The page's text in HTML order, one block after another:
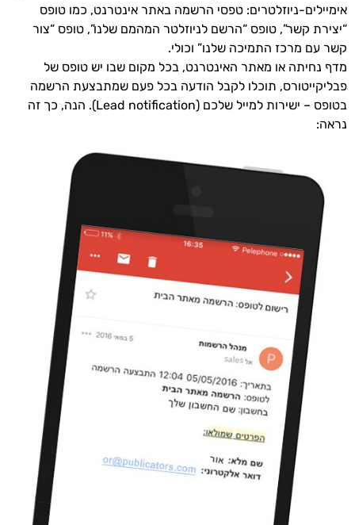
אימיילים-ניוזלטרים: טפסי הרשמה באתר אינטרנט, כמו טופס
“יצירת קשר”, טופס “הרשם לניוזלטר המהמם שלנו”, טופס “צור
קשר עם מרכז התמיכה שלנו” וכולי.
מדף נחיתה או מאתר האינטרנט, בכל מקום שבו יש טופס של
פבליקייטורס, תוכלו לקבל הודעה בכל פעם שמתבצעת הרשמה
בטופס – ישירות למייל שלכם (Lead notification). הנה, כך זה
נראה: